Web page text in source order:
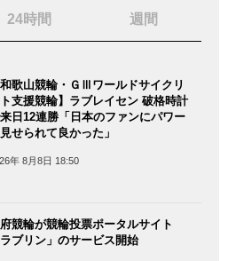
24時間 週間
和歌山競輪・ＧⅢワールドサイクリ
支援競輪】ラブレイセン 破格時計
日12連勝「日本のファンにパワー
せられて良かった」
年 8月8日 18:50
競輪が競輪投票ポータルサイト
ラブリン」のサービス開始